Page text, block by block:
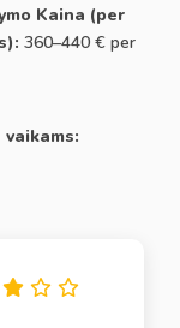
Kaina (per
360–440 € per